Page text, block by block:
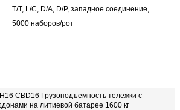
T/T, L/C, D/A, D/P, западное соединение,
5000 наборов/рот
CBD16 Грузоподъемность тележки с
на литиевой батарее 1600 кг